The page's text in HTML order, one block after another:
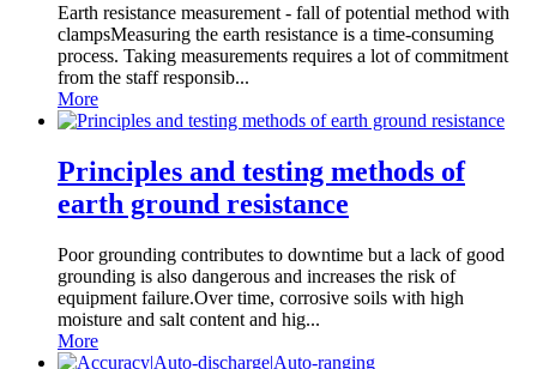
Earth resistance measurement - fall of potential method with
clampsMeasuring the earth resistance is a time-consuming
process. Taking measurements requires a lot of commitment
from the staff responsib...
More
Principles and testing methods of
earth ground resistance
Poor grounding contributes to downtime but a lack of good
grounding is also dangerous and increases the risk of
equipment failure.Over time, corrosive soils with high
moisture and salt content and hig...
More